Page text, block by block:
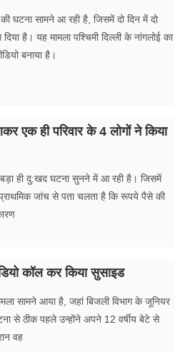
घटना सामने आ रही है, जिसमें दो दिन में दो
है। यह मामला पश्चिमी दिल्ली के नांगलोई का
बनाया है।
एक ही परिवार के 4 लोगों ने किया
ही दु:खद घटना सुनने में आ रही है। जिसमें
जांच से पता चलता है कि रूपये पैसे की
कॉल कर किया सुसाइड
सामने आया है, जहां बिजली विभाग के जूनियर
से ठीक पहले उन्होंने अपने 12 वर्षीय बेटे से
वह